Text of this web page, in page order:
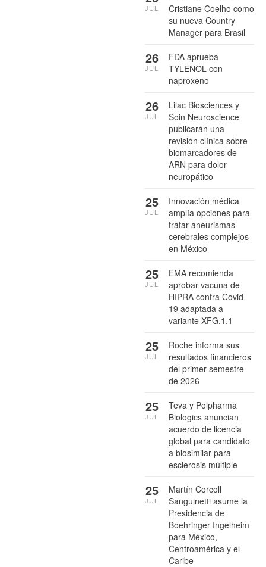
Cristiane Coelho como
su nueva Country
Manager para Brasil
JUL
FDA aprueba
TYLENOL con
naproxeno
26
JUL
Lilac Biosciences y
Soin Neuroscience
publicarán una
revisión clínica sobre
biomarcadores de
ARN para dolor
neuropático
26
JUL
Innovación médica
amplía opciones para
tratar aneurismas
cerebrales complejos
en México
25
JUL
EMA recomienda
aprobar vacuna de
HIPRA contra Covid-
19 adaptada a
variante XFG.1.1
25
JUL
Roche informa sus
resultados financieros
del primer semestre
de 2026
25
JUL
Teva y Polpharma
Biologics anuncian
acuerdo de licencia
global para candidato
a biosimilar para
esclerosis múltiple
25
JUL
Martín Corcoll
Sanguinetti asume la
Presidencia de
Boehringer Ingelheim
para México,
Centroamérica y el
Caribe
25
JUL